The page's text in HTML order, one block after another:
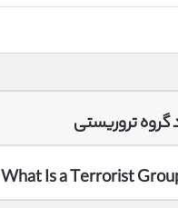
تروریستی
What Is a Terrorist